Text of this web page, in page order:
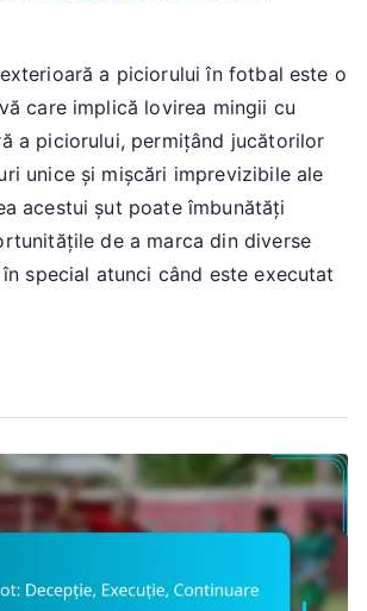
a piciorului în fotbal este o
care implică lovirea mingii cu
a piciorului, permițând jucătorilor
unice și mișcări imprevizibile ale
acestui șut poate îmbunătăți
de a marca din diverse
special atunci când este executat